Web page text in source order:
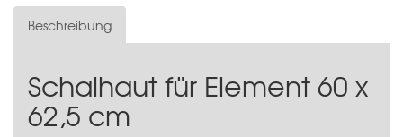
Beschreibung
Schalhaut für Element 60 x
62,5 cm